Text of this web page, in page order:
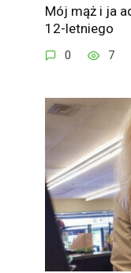
Mój mąż i ja
12-letniego
0 7